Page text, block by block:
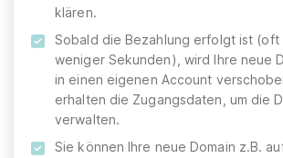
klären.
Sobald die Bezahlung erfolgt ist (oft
weniger Sekunden), wird Ihre neue
in einen eigenen Account
erhalten die Zugangsdaten, um die
verwalten.
Sie können Ihre neue Domain z.B.